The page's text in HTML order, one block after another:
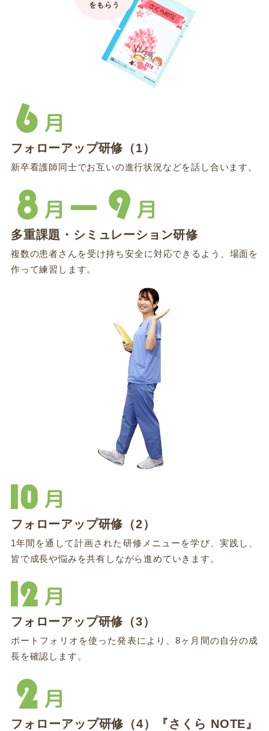
月
フォローアップ研修（1）
新卒看護師同士でお互いの進行状況などを話し合います。
月 月
多重課題・シミュレーション研修
複数の患者さんを受け持ち安全に対応できるよう、場面を
作って練習します。
月
フォローアップ研修（2）
1年間を通して計画された研修メニューを学び、実践し、
皆で成長や悩みを共有しながら進めていきます。
月
フォローアップ研修（3）
ポートフォリオを使った発表により、8ヶ月間の自分の成
長を確認します。
月
フォローアップ研修（4）『さくら NOTE』